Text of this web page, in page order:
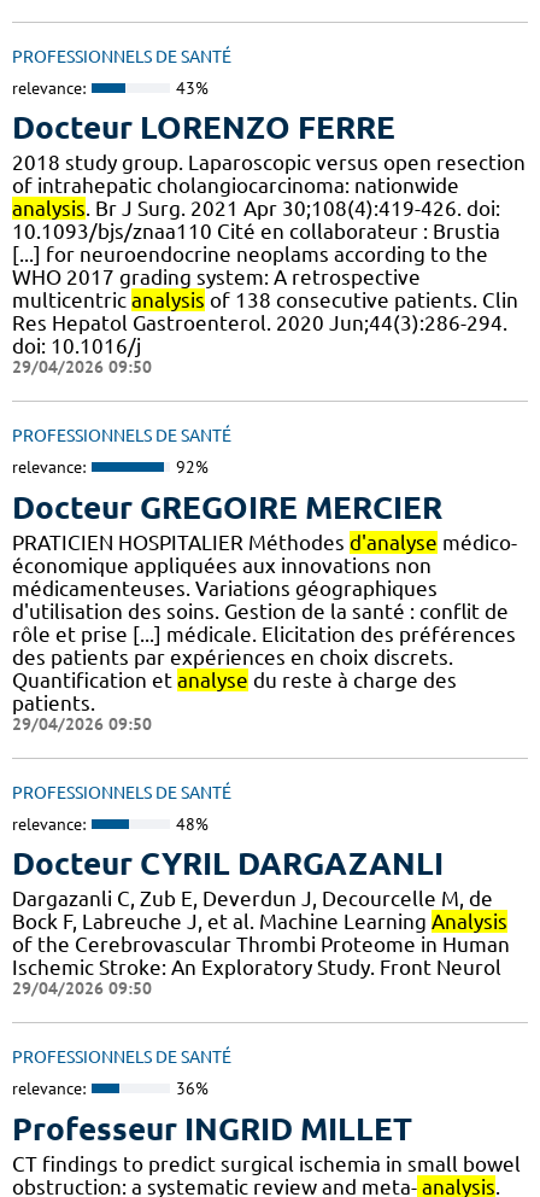
PROFESSIONNELS DE SANTÉ
relevance: 43%
Docteur LORENZO FERRE
2018 study group. Laparoscopic versus open resection
of intrahepatic cholangiocarcinoma: nationwide
analysis. Br J Surg. 2021 Apr 30;108(4):419-426. doi:
10.1093/bjs/znaa110 Cité en collaborateur : Brustia
[...] for neuroendocrine neoplams according to the
WHO 2017 grading system: A retrospective
multicentric analysis of 138 consecutive patients. Clin
Res Hepatol Gastroenterol. 2020 Jun;44(3):286-294.
doi: 10.1016/j
29/04/2026 09:50
PROFESSIONNELS DE SANTÉ
relevance: 92%
Docteur GREGOIRE MERCIER
PRATICIEN HOSPITALIER Méthodes d'analyse médico-
économique appliquées aux innovations non
médicamenteuses. Variations géographiques
d'utilisation des soins. Gestion de la santé : conflit de
rôle et prise [...] médicale. Elicitation des préférences
des patients par expériences en choix discrets.
Quantification et analyse du reste à charge des
patients.
29/04/2026 09:50
PROFESSIONNELS DE SANTÉ
relevance: 48%
Docteur CYRIL DARGAZANLI
Dargazanli C, Zub E, Deverdun J, Decourcelle M, de
Bock F, Labreuche J, et al. Machine Learning Analysis
of the Cerebrovascular Thrombi Proteome in Human
Ischemic Stroke: An Exploratory Study. Front Neurol
29/04/2026 09:50
PROFESSIONNELS DE SANTÉ
relevance: 36%
Professeur INGRID MILLET
CT findings to predict surgical ischemia in small bowel
obstruction: a systematic review and meta- analysis.